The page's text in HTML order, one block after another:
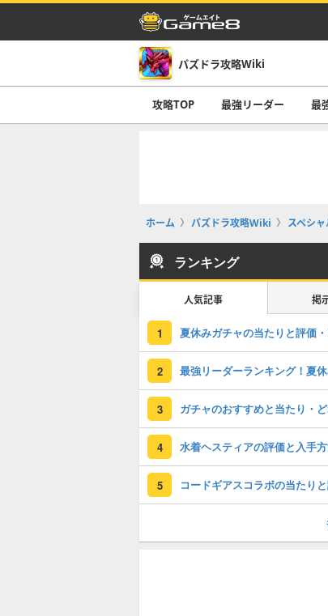
パズドラ攻略Wiki
攻略TOP 最強リーダー 最
ホーム パズドラ攻略Wiki スペシ
ランキング
人気記事 掲
1
2
3
4 水着ヘスティアの評価と入手
5